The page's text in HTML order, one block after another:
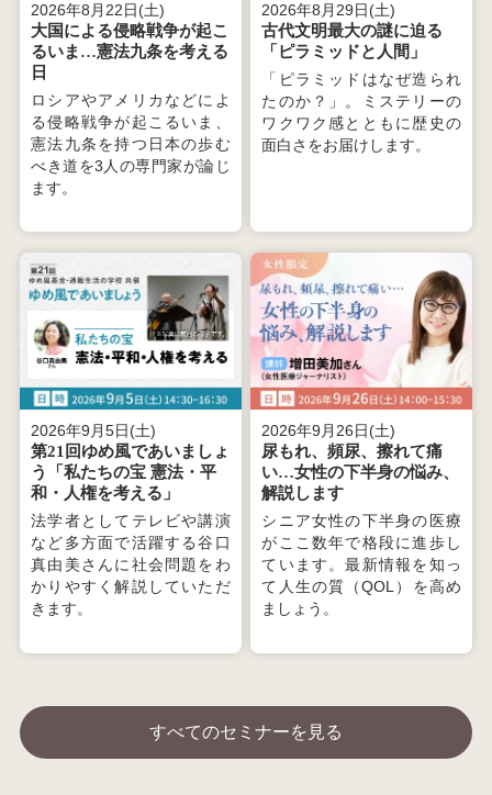
2026年8月22日(土)
大国による侵略戦争が起こ
るいま…憲法九条を考える
日
ロシアやアメリカなどによ
る侵略戦争が起こるいま、
憲法九条を持つ日本の歩む
べき道を3人の専門家が論じ
ます。
2026年8月29日(土)
古代文明最大の謎に迫る
「ピラミッドと人間」
「ピラミッドはなぜ造られ
たのか？」。ミステリーの
ワクワク感とともに歴史の
面白さをお届けします。
2026年9月5日(土)
第21回ゆめ風であいましょ
う「私たちの宝 憲法・平
和・人権を考える」
法学者としてテレビや講演
など多方面で活躍する谷口
真由美さんに社会問題をわ
かりやすく解説していただ
きます。
2026年9月26日(土)
尿もれ、頻尿、擦れて痛
い…女性の下半身の悩み、
解説します
シニア女性の下半身の医療
がここ数年で格段に進歩し
ています。最新情報を知っ
て人生の質（QOL）を高め
ましょう。
すべてのセミナーを見る